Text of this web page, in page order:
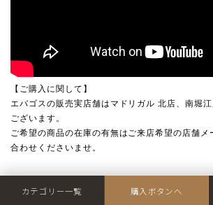
【ご購入に関して】
エバゴスの販売実店舗は マドリガル 北店、南堀
ございます。
ご希望の商品の在庫の有無はご来店希望の店舗メ
合わせくださいませ。
品番 ebagos-p-19462-BK
カテゴリー一覧 購入ボタンへ